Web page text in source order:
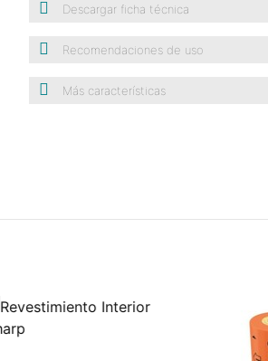
Descargar ficha técnica
Recomendaciones de uso
Más características